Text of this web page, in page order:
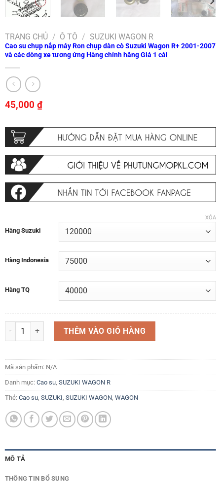
TRANG CHỦ / Ô TÔ / SUZUKI WAGON R
Cao su chụp nắp máy Ron chụp dàn cò Suzuki Wagon R+ 2001-2007
và các dòng xe tương ứng Hàng chính hãng Giá 1 cái
45,000 ₫
Hàng Suzuki
Hàng Indonesia
Hàng TQ
XÓA
Cao su chụp nắp máy Ron chụp dàn cò Suzuki Wagon R+ 2001-
THÊM VÀO GIỎ HÀNG
Mã sản phẩm: N/A
Danh mục: Cao su, SUZUKI WAGON R
Thẻ: Cao su, SUZUKI SUZUKI WAGON, WAGON
MÔ TẢ
THÔNG TIN BỔ SUNG